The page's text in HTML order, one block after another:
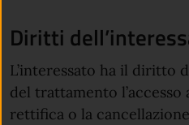
Diritti
L’interessato ha il diritto
del trattamento
rettifica o la